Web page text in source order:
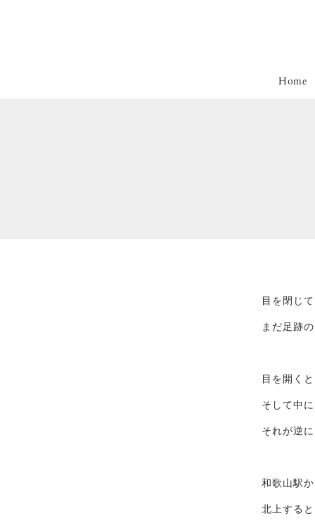
Home
目を閉じ
まだ足跡
目を開く
そして中
それが逆
和歌山駅
北上する